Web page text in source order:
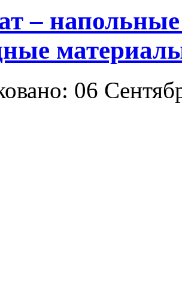
–
06